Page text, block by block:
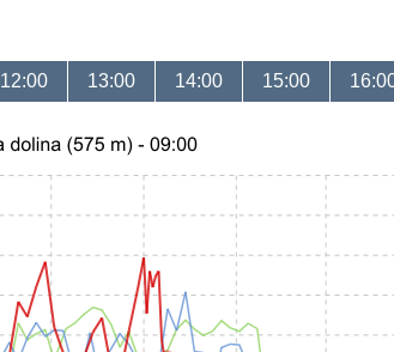
12:00 13:00 14:00 15:00